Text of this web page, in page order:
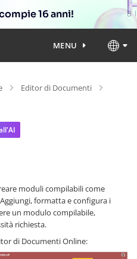
16 anni!
MENU
Editor di Documenti
moduli compilabili come
formatta e configura i
un modulo compilabile,
richiesta.
di Documenti Online: